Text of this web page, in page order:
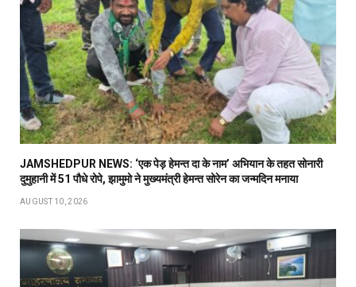
JAMSHEDPUR NEWS: ‘एक पेड़ हेमन्त दा के नाम’ अभियान के तहत सोनारी
दुमुहानी में 51 पौधे रोपे, झामुमो ने मुख्यमंत्री हेमन्त सोरेन का जन्मदिन मनाया
AUGUST 10, 2026